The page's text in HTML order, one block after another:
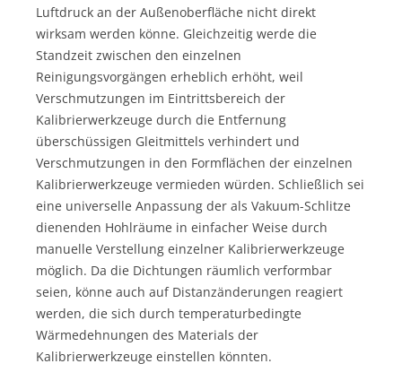
Luftdruck an der Außenoberfläche nicht direkt
wirksam werden könne. Gleichzeitig werde die
Standzeit zwischen den einzelnen
Reinigungsvorgängen erheblich erhöht, weil
Verschmutzungen im Eintrittsbereich der
Kalibrierwerkzeuge durch die Entfernung
überschüssigen Gleitmittels verhindert und
Verschmutzungen in den Formflächen der einzelnen
Kalibrierwerkzeuge vermieden würden. Schließlich sei
eine universelle Anpassung der als Vakuum-Schlitze
dienenden Hohlräume in einfacher Weise durch
manuelle Verstellung einzelner Kalibrierwerkzeuge
möglich. Da die Dichtungen räumlich verformbar
seien, könne auch auf Distanzänderungen reagiert
werden, die sich durch temperaturbedingte
Wärmedehnungen des Materials der
Kalibrierwerkzeuge einstellen könnten.